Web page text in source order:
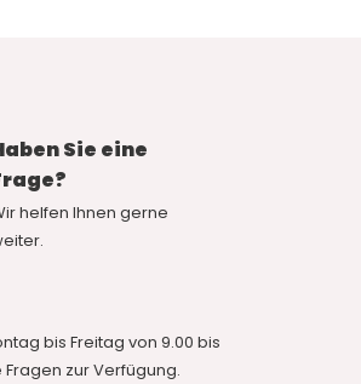
Sie eine
helfen Ihnen gerne
bis Freitag von 9.00 bis
Fragen zur Verfügung.